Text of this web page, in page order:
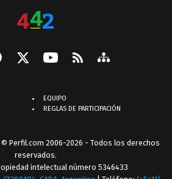
EQUIPO
REGLAS DE PARTICIPACIÓN
© Perfil.com 2006-2026 - Todos los derechos
reservados.
intelectual número 5346433